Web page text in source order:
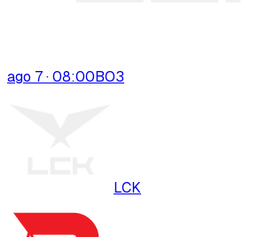
ago 7 · 08:00BO3
LCK